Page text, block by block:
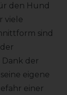
den Hund
viele
sind
der
eigene
einer